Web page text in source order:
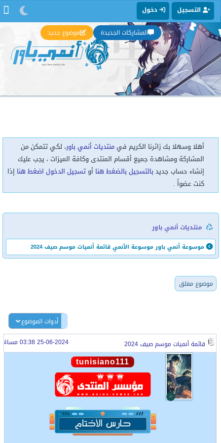
التسجيل دخول
المشاركات الجديدة موضوع جديد
أهلا وسهلا بك زائرنا الكريم فيمنتديات أنمي باور، لكي تتمكن من
المشاركة ومشاهدة جميع أقسام المنتدى وكافة الميزات ، يجب عليك
إنشاء حساب جديد بالتسجيل بالضغط هنا أوتسجيل الدخول اضغط هنا إذا
كنت عضواً .
منتديات أنمي باور
موسوعة أنمي باور موسوعة الأنمي قائمة أنميات موسم صيف 2024
موضوع مغلق
أدوات الموضوع
قائمة أنميات موسم صيف 2024 25-06-2024 03:38 مساءً
tunisiano111